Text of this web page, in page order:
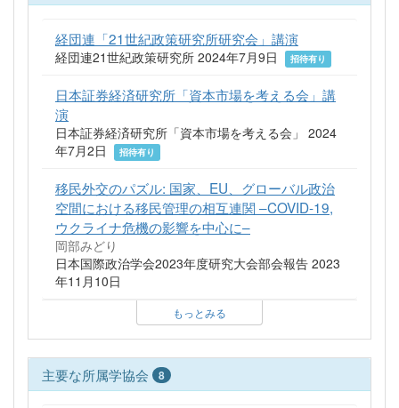
経団連「21世紀政策研究所研究会」講演
経団連21世紀政策研究所 2024年7月9日 招待有り
日本証券経済研究所「資本市場を考える会」講
演
日本証券経済研究所「資本市場を考える会」 2024
年7月2日
招待有り
移民外交のパズル: 国家、EU、グローバル政治
空間における移民管理の相互連関 –COVID-19,
ウクライナ危機の影響を中心に–
岡部みどり
日本国際政治学会2023年度研究大会部会報告 2023
年11月10日
もっとみる
主要な所属学協会 8